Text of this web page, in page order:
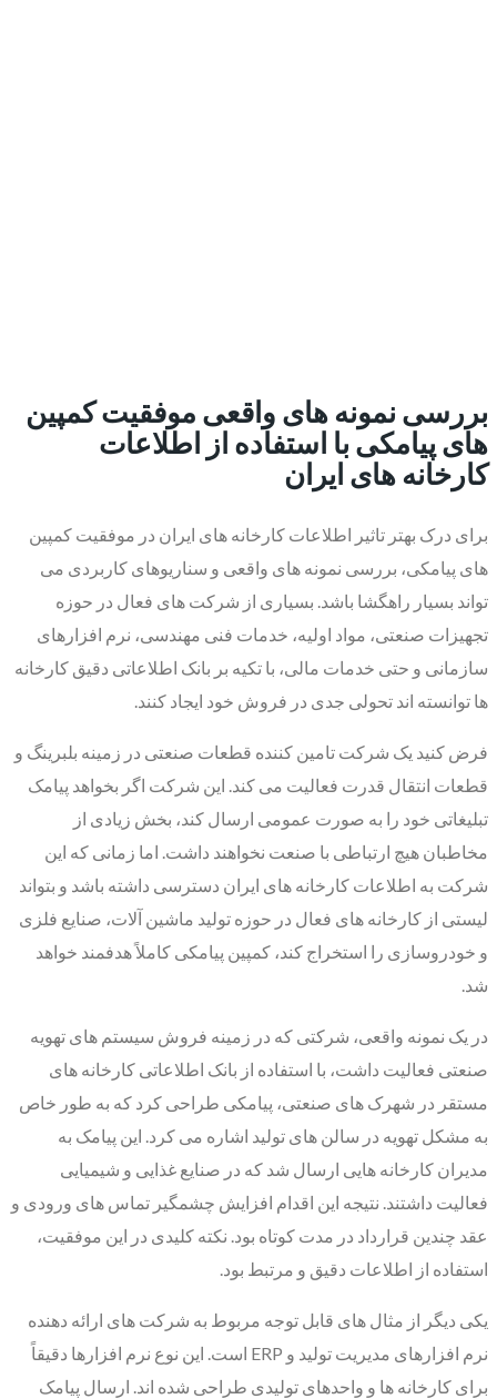
بررسی نمونه های واقعی موفقیت کمپین
های پیامکی با استفاده از اطلاعات
کارخانه های ایران
برای درک بهتر تاثیر اطلاعات کارخانه های ایران در موفقیت کمپین
های پیامکی، بررسی نمونه های واقعی و سناریوهای کاربردی می
تواند بسیار راهگشا باشد. بسیاری از شرکت های فعال در حوزه
تجهیزات صنعتی، مواد اولیه، خدمات فنی مهندسی، نرم افزارهای
سازمانی و حتی خدمات مالی، با تکیه بر بانک اطلاعاتی دقیق کارخانه
ها توانسته اند تحولی جدی در فروش خود ایجاد کنند.
فرض کنید یک شرکت تامین کننده قطعات صنعتی در زمینه بلبرینگ و
قطعات انتقال قدرت فعالیت می کند. این شرکت اگر بخواهد پیامک
تبلیغاتی خود را به صورت عمومی ارسال کند، بخش زیادی از
مخاطبان هیچ ارتباطی با صنعت نخواهند داشت. اما زمانی که این
شرکت به اطلاعات کارخانه های ایران دسترسی داشته باشد و بتواند
لیستی از کارخانه های فعال در حوزه تولید ماشین آلات، صنایع فلزی
و خودروسازی را استخراج کند، کمپین پیامکی کاملاً هدفمند خواهد
شد.
در یک نمونه واقعی، شرکتی که در زمینه فروش سیستم های تهویه
صنعتی فعالیت داشت، با استفاده از بانک اطلاعاتی کارخانه های
مستقر در شهرک های صنعتی، پیامکی طراحی کرد که به طور خاص
به مشکل تهویه در سالن های تولید اشاره می کرد. این پیامک به
مدیران کارخانه هایی ارسال شد که در صنایع غذایی و شیمیایی
فعالیت داشتند. نتیجه این اقدام افزایش چشمگیر تماس های ورودی و
عقد چندین قرارداد در مدت کوتاه بود. نکته کلیدی در این موفقیت،
استفاده از اطلاعات دقیق و مرتبط بود.
یکی دیگر از مثال های قابل توجه مربوط به شرکت های ارائه دهنده
نرم افزارهای مدیریت تولید و ERP است. این نوع نرم افزارها دقیقاً
برای کارخانه ها و واحدهای تولیدی طراحی شده اند. ارسال پیامک